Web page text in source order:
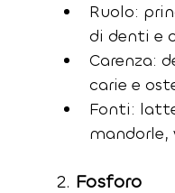
Ruolo:
di denti e
Carenza:
carie e
Fonti:
mandorle,
2. Fosforo